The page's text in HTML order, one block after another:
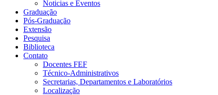
Noticias e Eventos
Graduação
Pós-Graduação
Extensão
Pesquisa
Biblioteca
Contato
Docentes FEF
Técnico-Administrativos
Secretarias, Departamentos e Laboratórios
Localização